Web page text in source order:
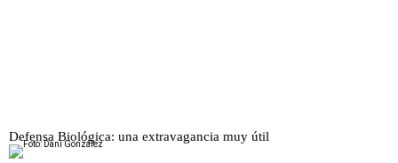
Defensa Biológica: una extravagancia muy útil